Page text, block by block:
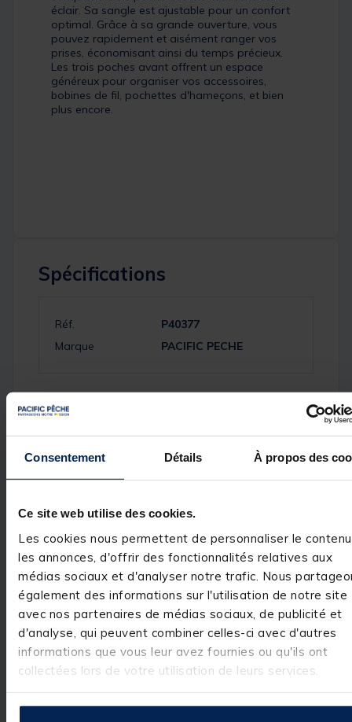
Consentement Détails À propos des
Ce site web utilise des cookies.
Les cookies nous permettent de personnaliser le
les annonces, d'offrir des fonctionnalités relatives aux
médias sociaux et d'analyser notre trafic. Nous
également des informations sur l'utilisation de notre site
avec nos partenaires de médias sociaux, de publicité et
d'analyse, qui peuvent combiner celles-ci avec d'autres
informations que vous leur avez fournies ou qu'ils ont
collectées lors de votre utilisation de leurs services.
éclair. Sa sangle est ajustable pour un confort
optimal. Grâce à sa grande ouverture, vous
pouvez rapidement et aisément ranger vos
prises, économisant ainsi du temps précieux.
Les trois poches avant offrent un espace
généreux pour organiser vos accessoires,
bobines de fil, pochettes d'hameçons, et bien
plus encore.
Spécifications
Réf.
P40377
Marque
PACIFIC PECHE
Avis des pêcheurs
4.5
/5
Basé sur11 avis soumis à un
contrôle
Voir tous les avis sur ce site
5étoiles
7
4étoiles
2
3étoiles
2
2étoiles
0
sans hésiter merci
Avis du13/07/2026 , suite
expérience du12/06/2026
Utile(0) Signaler
Réponse de
pacificpeche.com
Nous vous